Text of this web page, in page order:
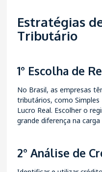
Estratégias
Tributário
1° Escolha de
No Brasil, as empresas
tributários, como Simples
Lucro Real. Escolher o
grande diferença na
2° Análise de